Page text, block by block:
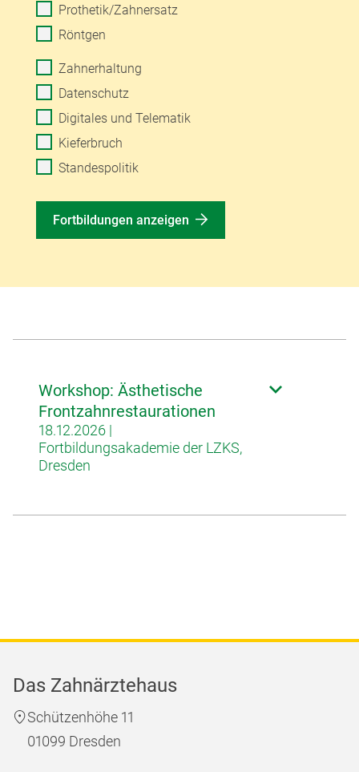
Prothetik/Zahnersatz
Röntgen
Zahnerhaltung
Datenschutz
Digitales und Telematik
Kieferbruch
Standespolitik
Fortbildungen anzeigen
Workshop: Ästhetische
Frontzahnrestaurationen
18.12.2026 |
Fortbildungsakademie der LZKS,
Dresden
Das Zahnärztehaus
Schützenhöhe 11
01099 Dresden